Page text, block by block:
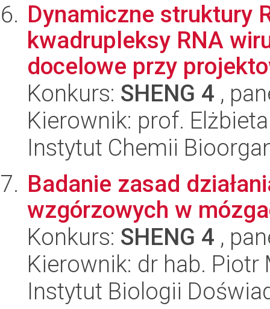
Dynamiczne struktury
kwadrupleksy RNA
docelowe przy
Konkurs: SHENG 4 ,
Kierownik: prof.
Instytut Chemii
Badanie zasad
wzgórzowych w
Konkurs: SHENG 4 ,
Kierownik: dr hab. Piotr
Instytut Biologii